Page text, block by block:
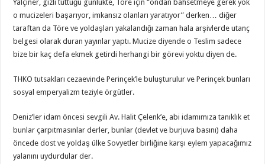
Yalçıner, gizli tuttuğu günlükte, Töre için “ondan bahsetmeye gerek yok
o mucizeleri başarıyor, imkansız olanları yaratıyor” derken… diğer
taraftan da Töre ve yoldaşları yakalandığı zaman hala arşivlerde utanç
belgesi olarak duran yayınlar yaptı. Mucize diyende o Teslim sadece
bize bir kaç defa ekmek getirdi herhangi bir görevi yoktu diyen de.
THKO tutsakları cezaevinde Perinçek’le buluşturulur ve Perinçek bunları
sosyal emperyalizm teziyle örgütler.
Deniz’ler idam öncesi sevgili Av. Halit Çelenk’e, abi idamımıza tanıklık et
bunlar çarpıtmasınlar derler, bunlar (devlet ve burjuva basını) daha
öncede dost ve yoldaş ülke Sovyetler birliğine karşı eylem yapacağımız
yalanını uydurdular der.